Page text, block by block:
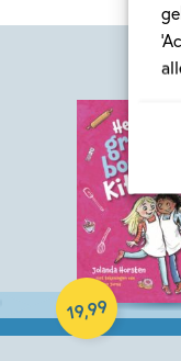
19,99
Hardcover